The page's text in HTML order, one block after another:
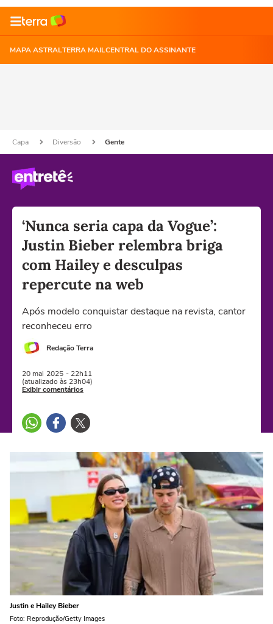
MAPA ASTRALTERRA MAILCENTRAL DO ASSINANTE
Capa Diversão Gente
‘Nunca seria capa da Vogue’:
Justin Bieber relembra briga
com Hailey e desculpas
repercute na web
Após modelo conquistar destaque na revista, cantor
reconheceu erro
Redação Terra
20 mai 2025 - 22h11
(atualizado às 23h04)
Exibir comentários
Justin e Hailey Bieber
Foto: Reprodução/Getty Images